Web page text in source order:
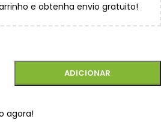
e obtenha envio gratuito!
ADICIONAR
agora!